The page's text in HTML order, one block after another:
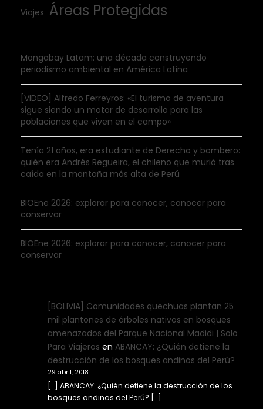
Viajes Áreas Protegidas
Mongabay Latam: una década construyendo
periodismo ambiental en América Latina
[VIDEO] Alfredo Ferreyros: «El turismo de aventura
sigue siendo un motor de desarrollo para las
poblaciones que viven en el campo»
Tenía 21 años, era estudiante de Derecho y bombero:
quién era Andrés Regueira, el chileno que murió tras
caída en la montaña más alta de Perú
BIOEne 2026: explorar para conocer, conocer para
conservar
BIOEne 2026: explorar para conocer, conocer para
conservar
[BOLIVIA] Comunidades quechuas plantan 25
mil plantones de árboles nativos en bosques
amenazados del Parque Nacional Madidi | Solo
Para Viajeros en ABANCAY: ¿Quién detiene la
destrucción de los bosques andinos del Perú?
29 abril, 2018
[…] ABANCAY: ¿Quién detiene la destrucción de los
bosques andinos del Perú? […]